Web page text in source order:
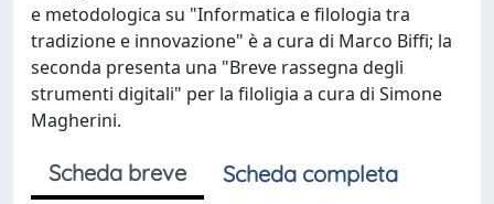
e metodologica su "Informatica e filologia tra
tradizione e innovazione" è a cura di Marco Biffi; la
seconda presenta una "Breve rassegna degli
strumenti digitali" per la filoligia a cura di Simone
Magherini.
Scheda breve
Scheda completa